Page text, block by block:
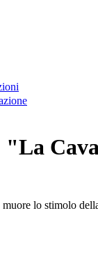
"La
lo stimolo